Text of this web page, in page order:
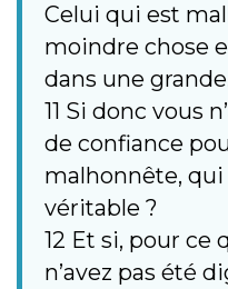
Celui qui est
moindre chose
dans une
11 Si donc vous
de confiance
malhonnête,
véritable ?
12 Et si, pour ce
n’avez pas été